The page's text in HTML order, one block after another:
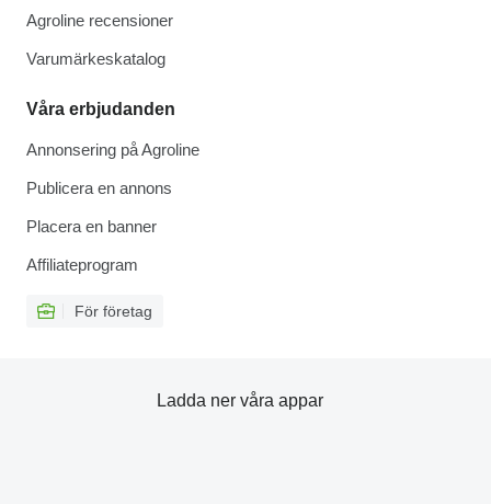
Agroline recensioner
Varumärkeskatalog
Våra erbjudanden
Annonsering på Agroline
Publicera en annons
Placera en banner
Affiliateprogram
För företag
Ladda ner våra appar